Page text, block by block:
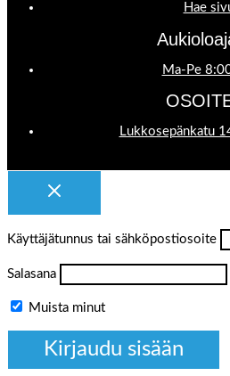
Hae
Ma-Pe
Lukkosepänkatu
Käyttäjätunnus tai sähköpostiosoite
Salasana
Muista minut